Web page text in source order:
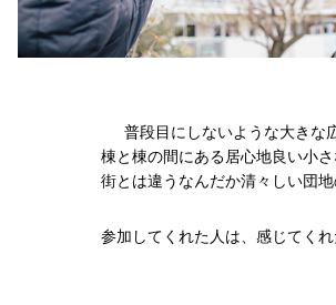
普段目にしないような大きな
棟と棟の間にある居心地良い小さ
街とは違うなんだか清々しい団地
参加してくれた人は、感じてくれ